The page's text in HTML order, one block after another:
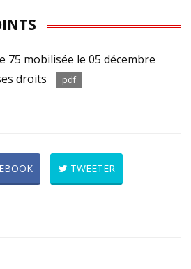
75 mobilisée le 05 décembre
droits
pdf
TWEETER